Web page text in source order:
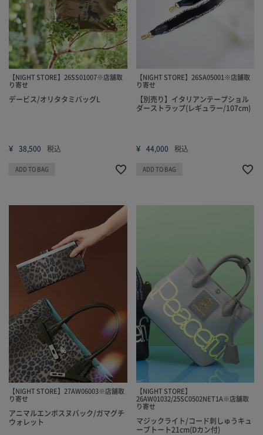
【NIGHT STORE】26SS01007※店舗取
り寄せ
デービス/オリタタミバッグL
¥ 38,500 税込
ADD TO BAG
【NIGHT STORE】26SA05001※店舗取
り寄せ
【別売り】イタリアンテープショル
ダーストラップ(レギュラー/107cm)
¥ 44,000 税込
ADD TO BAG
【NIGHT STORE】27AW06003※店舗取
り寄せ
アニマルエンボスヌバック/ガマグチ
ウォレット
【NIGHT STORE】
26AW01032/25SC0502NET1A※店舗取
り寄せ
マジックライト/コード刺しゅうキュ
ーブトート21cm(Dカン付)